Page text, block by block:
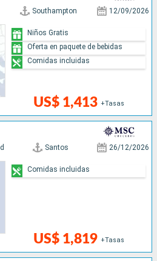
Southampton 12/09/2026
US$ 1,413 +Tasas
Niños Gratis
Oferta en paquete de bebidas
Comidas incluidas
Santos 26/12/2026
US$ 1,819 +Tasas
Comidas incluidas